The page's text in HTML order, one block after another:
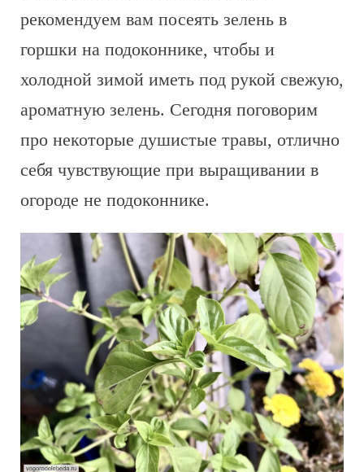
рекомендуем вам посеять зелень в
горшки на подоконнике, чтобы и
холодной зимой иметь под рукой свежую,
ароматную зелень. Сегодня поговорим
про некоторые душистые травы, отлично
себя чувствующие при выращивании в
огороде не подоконнике.